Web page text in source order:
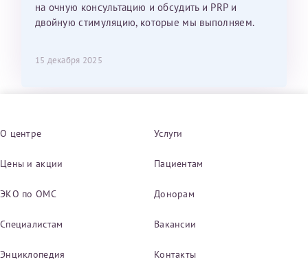
на очную консультацию и обсудить и PRP и
двойную стимуляцию, которые мы выполняем.
15 декабря 2025
О центре Услуги
Цены и акции Пациентам
ЭКО по ОМС Донорам
Специалистам Вакансии
Энциклопедия Контакты